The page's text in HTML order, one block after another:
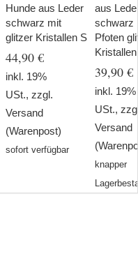
Hunde aus Leder
schwarz mit
glitzer Kristallen S
44,90 €
inkl. 19%
USt., zzgl.
Versand
(Warenpost)
sofort verfügbar
aus
schwarz
Pfoten
39,90 €
inkl. 19%
USt.,
Versand
knapper